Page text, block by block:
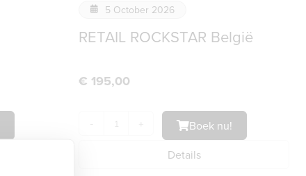
5 October 2026
RETAIL ROCKSTAR België
€ 195,00
-
Boek nu!
Details